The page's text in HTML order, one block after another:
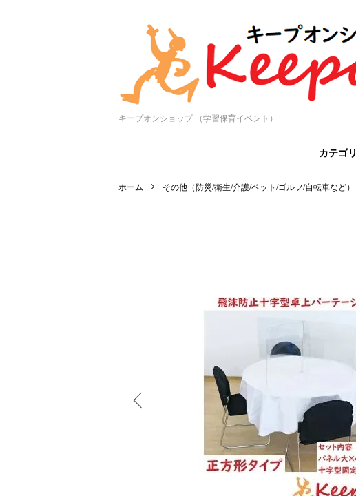
キープオンショップ （学習保育イベント）
カテゴリ
ホーム その他（防災/衛生/介護/ペット/ゴルフ/自転車など）